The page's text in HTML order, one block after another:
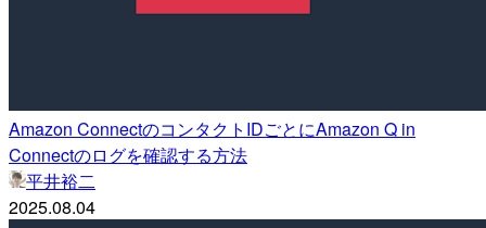
Amazon ConnectのコンタクトIDごとにAmazon Q in
Connectのログを確認する方法
平井裕二
2025.08.04